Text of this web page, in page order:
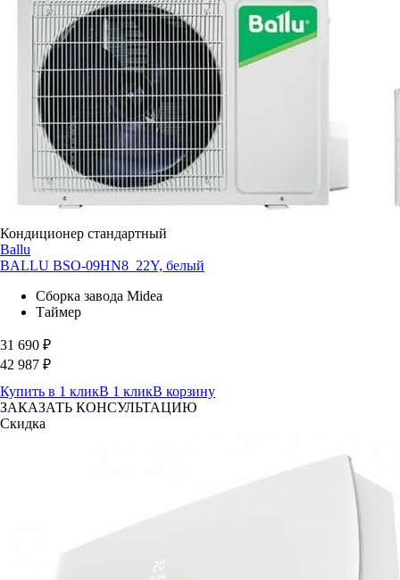
Кондиционер стандартный
Ballu
BALLU BSO-09HN8_22Y, белый
Сборка завода Midea
Таймер
31 690 ₽
42 987 ₽
Купить в 1 кликВ 1 кликВ корзину
ЗАКАЗАТЬ КОНСУЛЬТАЦИЮ
Скидка